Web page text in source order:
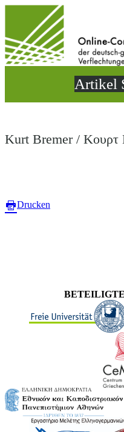
wechseln
Artikel
Kurt Bremer / Κουρτ
Drucken